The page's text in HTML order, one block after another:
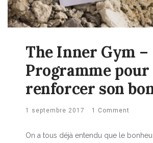
The Inner Gym –
Programme pour
renforcer son
1 septembre 2017 1 Comment
On a tous déjà entendu que le